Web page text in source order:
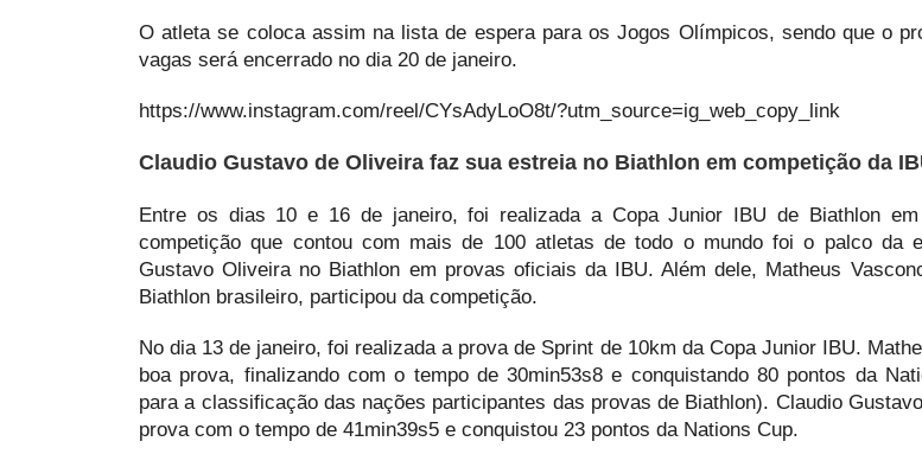
O atleta se coloca assim na lista de espera para os Jogos Olímpicos, sendo que o
vagas será encerrado no dia 20 de janeiro.
https://www.instagram.com/reel/CYsAdyLoO8t/?utm_source=ig_web_copy_link
Claudio Gustavo de Oliveira faz sua estreia no Biathlon em competição da
Entre os dias 10 e 16 de janeiro, foi realizada a Copa Junior IBU de Biathlon
competição que contou com mais de 100 atletas de todo o mundo foi o palco da
Gustavo Oliveira no Biathlon em provas oficiais da IBU. Além dele, Matheus
Biathlon brasileiro, participou da competição.
No dia 13 de janeiro, foi realizada a prova de Sprint de 10km da Copa Junior IBU.
boa prova, finalizando com o tempo de 30min53s8 e conquistando 80 pontos da
para a classificação das nações participantes das provas de Biathlon). Claudio
prova com o tempo de 41min39s5 e conquistou 23 pontos da Nations Cup.